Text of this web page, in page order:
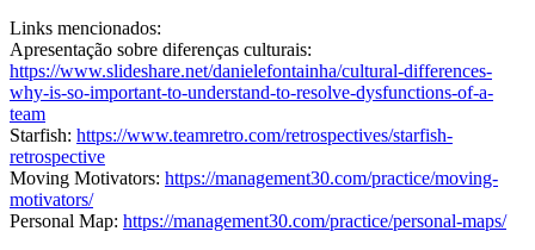
Links mencionados:
Apresentação sobre diferenças culturais:
https://www.slideshare.net/danielefontainha/cultural-differences-
why-is-so-important-to-understand-to-resolve-dysfunctions-of-a-
team
Starfish: https://www.teamretro.com/retrospectives/starfish-
retrospective
Moving Motivators: https://management30.com/practice/moving-
motivators/
Personal Map: https://management30.com/practice/personal-maps/